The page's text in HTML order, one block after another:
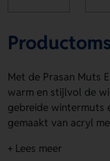
Met de Prasan Muts
warm en stijlvol de
gebreide wintermuts
gemaakt van acryl
zwart en heeft één
+ Lees meer